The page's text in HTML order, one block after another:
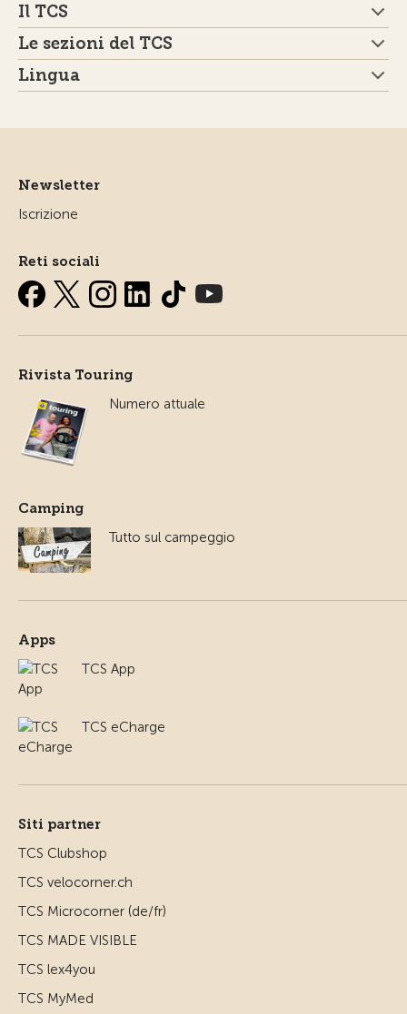
Il TCS
Le sezioni del TCS
Lingua
Newsletter
Iscrizione
Reti sociali
Rivista Touring
Numero attuale
Camping
Tutto sul campeggio
Apps
TCS App
TCS eCharge
Siti partner
TCS Clubshop
TCS velocorner.ch
TCS Microcorner (de/fr)
TCS MADE VISIBLE
TCS lex4you
TCS MyMed